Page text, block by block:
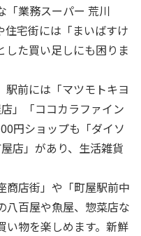
「業務スーパー 荒川
住宅街には「まいばすけ
した買い足しにも困りま
駅前には「マツモトキヨ
」「ココカラファイン
円ショップも「ダイソ
店」があり、生活雑貨
商店街」や「町屋駅前中
八百屋や魚屋、惣菜店な
い物を楽しめます。新鮮